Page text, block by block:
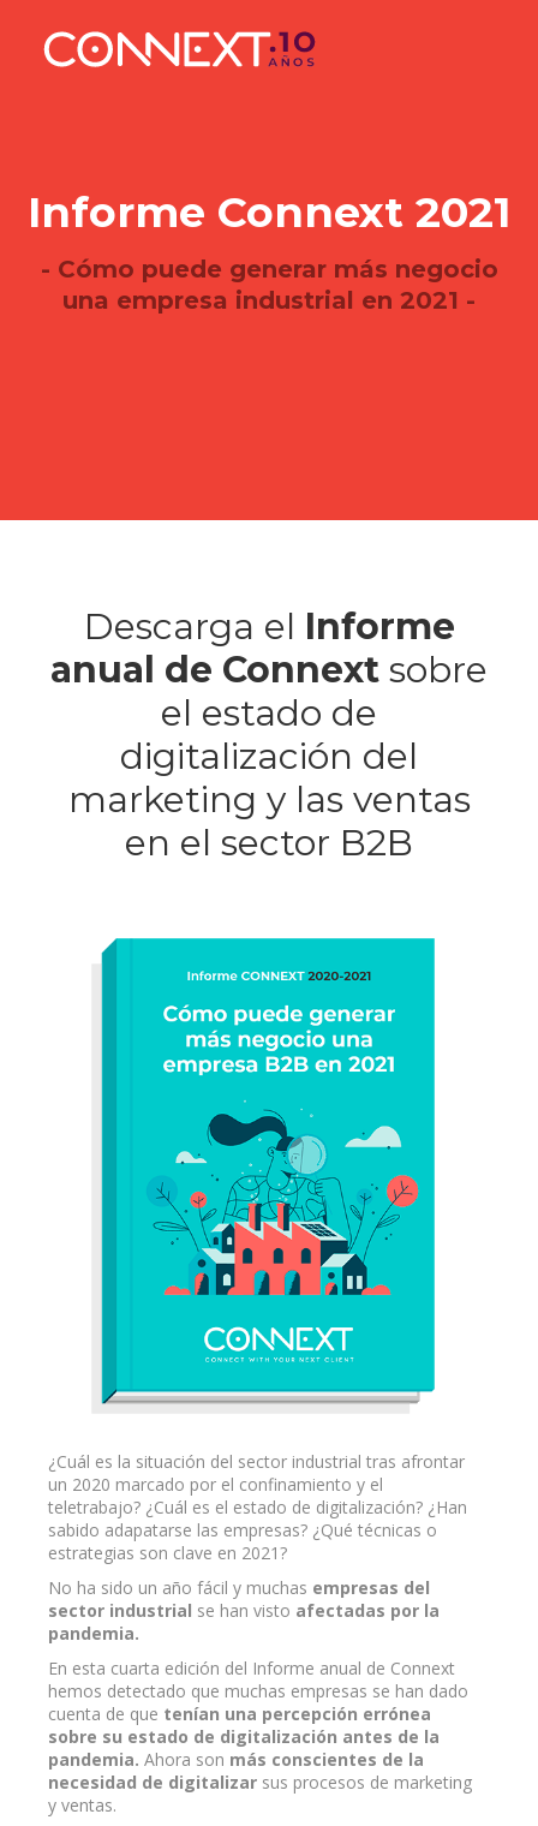
Informe Connext 2021
- Cómo puede generar más negocio
una empresa industrial en 2021 -
Descarga el Informe
anual de Connext sobre
el estado de
digitalización del
marketing y las ventas
en el sector B2B
¿Cuál es la situación del sector industrial tras afrontar
un 2020 marcado por el confinamiento y el
teletrabajo? ¿Cuál es el estado de digitalización? ¿Han
sabido adapatarse las empresas? ¿Qué técnicas o
estrategias son clave en 2021?
No ha sido un año fácil y muchas empresas del
sector industrial se han visto afectadas por la
pandemia.
En esta cuarta edición del Informe anual de Connext
hemos detectado que muchas empresas se han dado
cuenta de que tenían una percepción errónea
sobre su estado de digitalización antes de la
pandemia. Ahora son más conscientes de la
necesidad de digitalizar sus procesos de marketing
y ventas.